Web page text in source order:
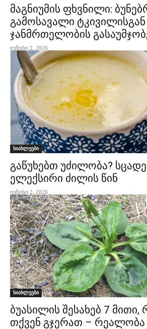
მაგნიუმის ფხვნილი:
გამოსავალი
ჯანმრთელობის
ივნისი 2, 2026
სიახლეები
გაწუხებთ უძილობა?
ელექსირი ძილის წინ
ივნისი 2, 2026
სიახლეები
ბუასილის შესახებ 7
თქვენ გჯერათ – რეალობა